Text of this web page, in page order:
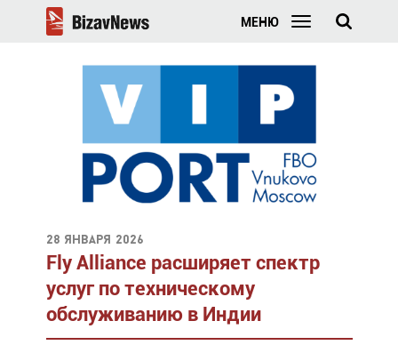
МЕНЮ
28 января 2026
Fly Alliance расширяет спектр
услуг по техническому
обслуживанию в Индии